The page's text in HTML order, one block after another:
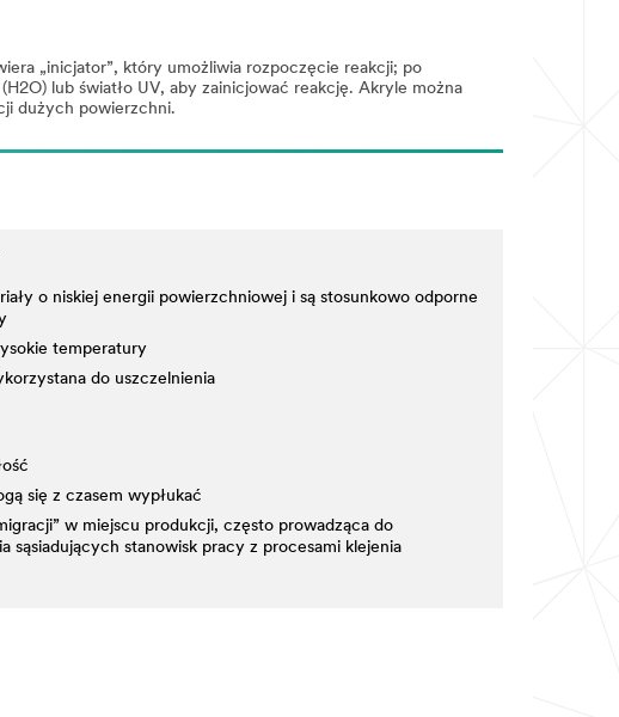
„inicjator”, który umożliwia rozpoczęcie reakcji; po
lub światło UV, aby zainicjować reakcję. Akryle można
dużych powierzchni.
o niskiej energii powierzchniowej i są stosunkowo odporne
temperatury
do uszczelnienia
się z czasem wypłukać
w miejscu produkcji, często prowadząca do
sąsiadujących stanowisk pracy z procesami klejenia